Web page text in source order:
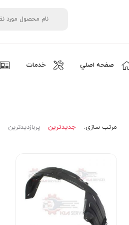
صفحه اصلي خدمات
مرتب‌ سازی: جدیدترین پربازدیدترین